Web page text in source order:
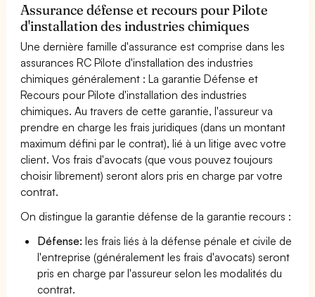
Assurance défense et recours pour Pilote
d'installation des industries chimiques
Une dernière famille d'assurance est comprise dans les
assurances RC Pilote d'installation des industries
chimiques généralement : La garantie Défense et
Recours pour Pilote d'installation des industries
chimiques. Au travers de cette garantie, l'assureur va
prendre en charge les frais juridiques (dans un montant
maximum défini par le contrat), lié à un litige avec votre
client. Vos frais d'avocats (que vous pouvez toujours
choisir librement) seront alors pris en charge par votre
contrat.
On distingue la garantie défense de la garantie recours :
Défense: les frais liés à la défense pénale et civile de
l'entreprise (généralement les frais d'avocats) seront
pris en charge par l'assureur selon les modalités du
contrat.